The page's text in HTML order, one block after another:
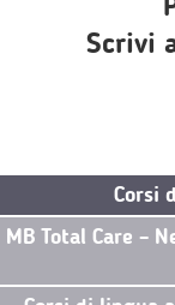
Scrivi
Corsi
MB Total Care –